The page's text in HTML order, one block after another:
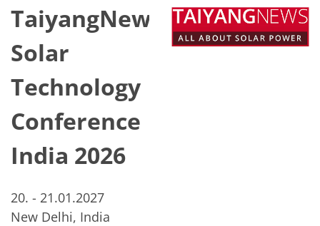
TaiyangNews
Solar
Technology
Conference
India 2026
20. - 21.01.2027
New Delhi, India